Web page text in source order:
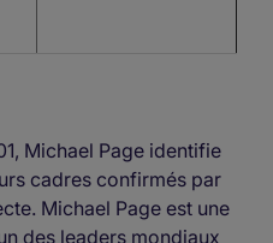
Michael Page identifie
cadres confirmés par
Michael Page est une
des leaders mondiaux